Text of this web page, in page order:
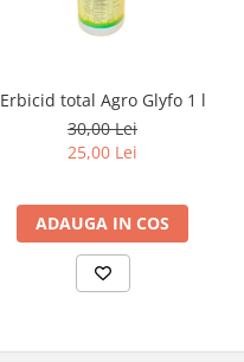
Erbicid total Agro Glyfo 1 l
30,00 Lei
25,00 Lei
ADAUGA IN COS